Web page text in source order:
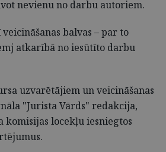
nevienu no darbu autoriem.
balvas – par to
atkarībā no iesūtīto darbu
uzvarētājiem un veicināšanas
"Jurista Vārds" redakcija,
komisijas locekļu iesniegtos